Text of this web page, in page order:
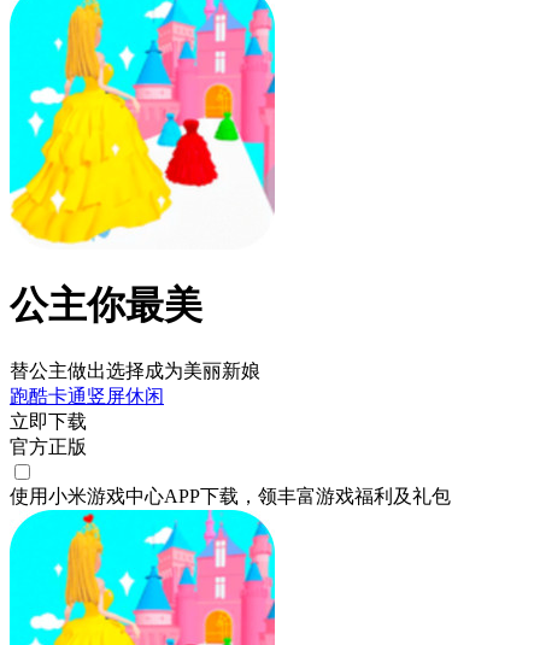
公主你最美
替公主做出选择成为美丽新娘
跑酷卡通竖屏休闲
立即下载
官方正版
使用小米游戏中心APP下载 ，领丰富游戏福利 及礼包